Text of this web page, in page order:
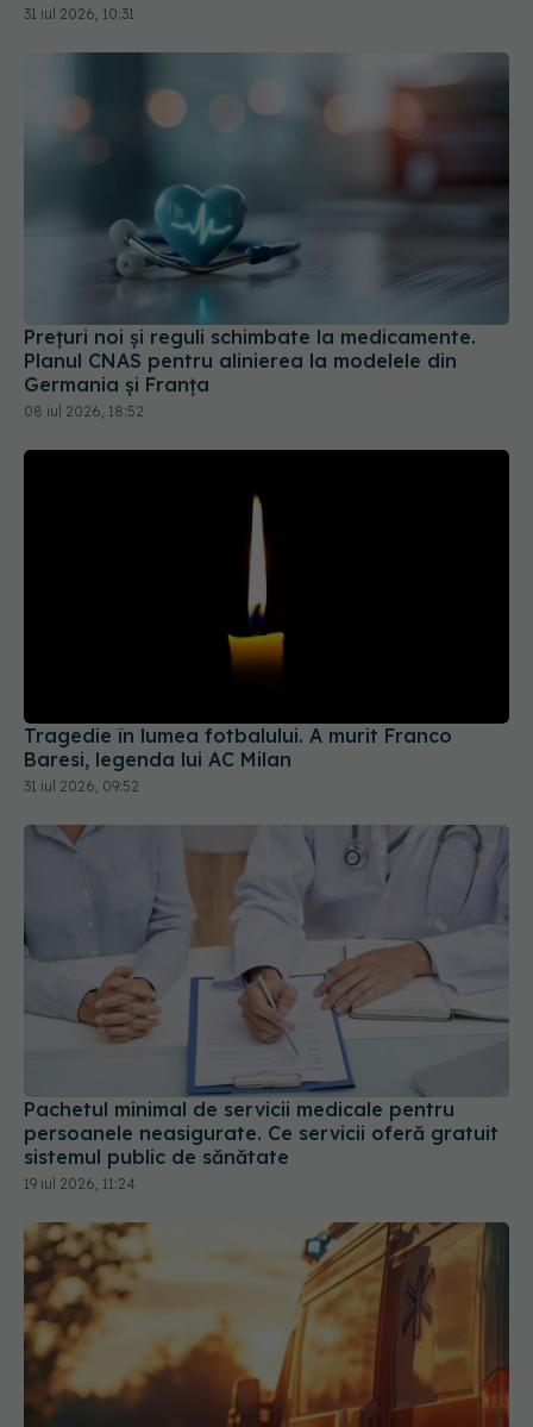
31 iul 2026, 10:31
Prețuri noi și reguli schimbate la medicamente.
Planul CNAS pentru alinierea la modelele din
Germania și Franța
08 iul 2026, 18:52
Tragedie în lumea fotbalului. A murit Franco
Baresi, legenda lui AC Milan
31 iul 2026, 09:52
Pachetul minimal de servicii medicale pentru
persoanele neasigurate. Ce servicii oferă gratuit
sistemul public de sănătate
19 iul 2026, 11:24